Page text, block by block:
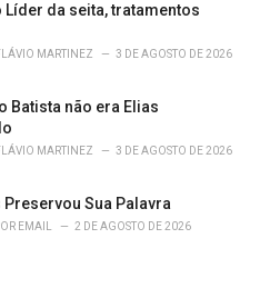
Líder da seita, tratamentos
MARTINEZ 3 DE AGOSTO DE 2026
Batista não era Elias
MARTINEZ 3 DE AGOSTO DE 2026
Preservou Sua Palavra
EMAIL 2 DE AGOSTO DE 2026